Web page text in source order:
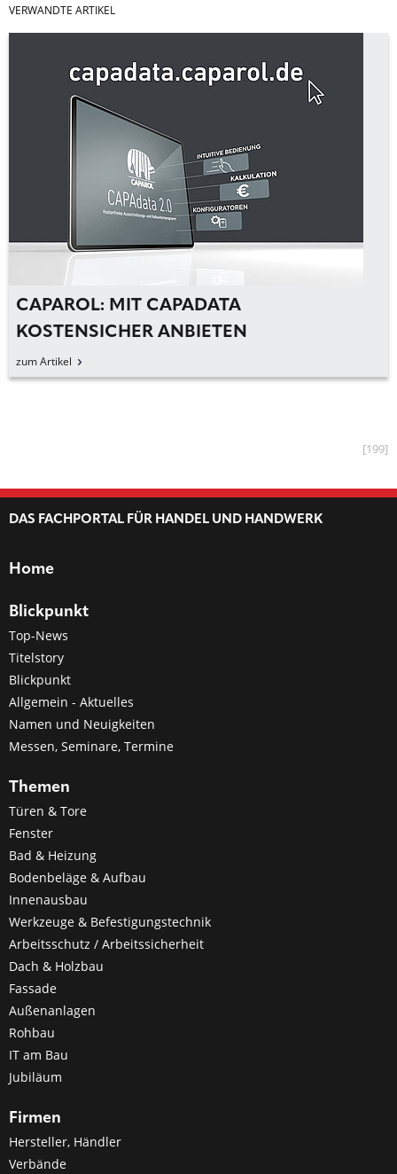
VERWANDTE ARTIKEL
CAPAROL: MIT CAPADATA
KOSTENSICHER ANBIETEN
zum Artikel
[199]
DAS FACHPORTAL FÜR HANDEL UND HANDWERK
Home
Blickpunkt
Top-News
Titelstory
Blickpunkt
Allgemein - Aktuelles
Namen und Neuigkeiten
Messen, Seminare, Termine
Themen
Türen & Tore
Fenster
Bad & Heizung
Bodenbeläge & Aufbau
Innenausbau
Werkzeuge & Befestigungstechnik
Arbeitsschutz / Arbeitssicherheit
Dach & Holzbau
Fassade
Außenanlagen
Rohbau
IT am Bau
Jubiläum
Firmen
Hersteller, Händler
Verbände